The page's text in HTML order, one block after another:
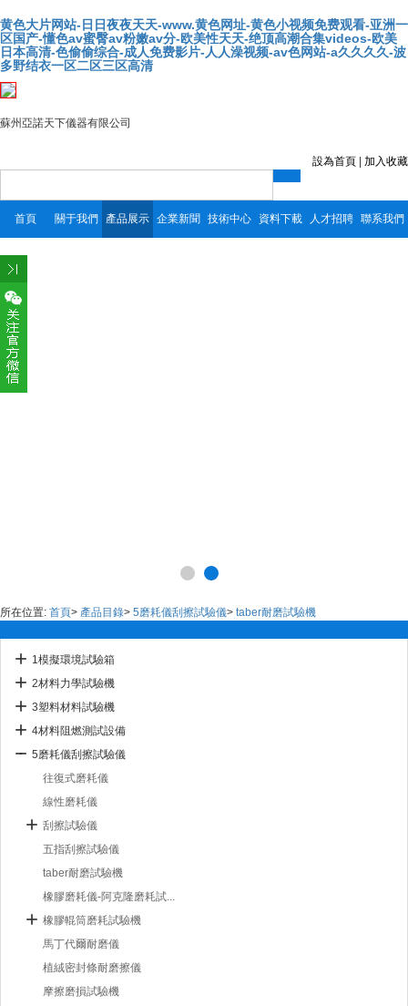
黄色大片网站-日日夜夜天天-www.黄色网址-黄色小视频免费观看-亚洲一
区国产-懂色av蜜臀av粉嫩av分-欧美性天天-绝顶高潮合集videos-欧美
日本高清-色偷偷综合-成人免费影片-人人澡视频-av色网站-a久久久久-波
多野结衣一区二区三区高清
蘇州亞諾天下儀器有限公司
設為首頁 加入收藏
首頁 關于我們 產品展示 企業新聞 技術中心 資料下載 人才招聘 聯系我們
所在位置: 首頁> 產品目錄> 5磨耗儀刮擦試驗儀> taber耐磨試驗機
1模擬環境試驗箱
2材料力學試驗機
3塑料材料試驗機
4材料阻燃測試設備
5磨耗儀刮擦試驗儀
往復式磨耗儀
線性磨耗儀
刮擦試驗儀
五指刮擦試驗儀
taber耐磨試驗機
橡膠磨耗儀-阿克隆磨耗試...
橡膠輥筒磨耗試驗機
馬丁代爾耐磨儀
植絨密封條耐磨擦儀
摩擦磨損試驗機